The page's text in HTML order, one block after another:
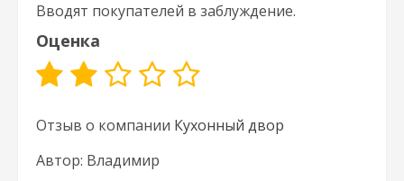
Вводят покупателей в заблуждение.
Оценка
Отзыв о компании Кухонный двор
Автор: Владимир